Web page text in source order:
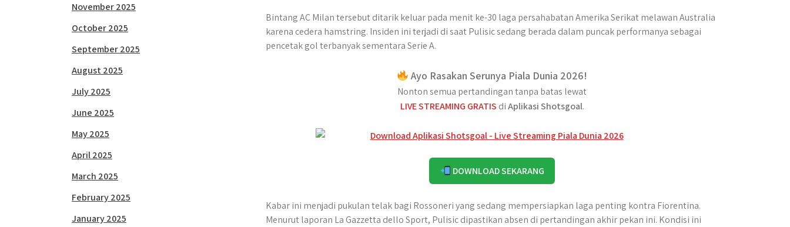
Bintang AC Milan tersebut ditarik keluar pada menit ke-30 laga persahabatan Amerika Serikat melawan Australia
karena cedera hamstring. Insiden ini terjadi di saat Pulisic sedang berada dalam puncak performanya sebagai
pencetak gol terbanyak sementara Serie A.
Ayo Rasakan Serunya Piala Dunia 2026!
Nonton semua pertandingan tanpa batas lewat
LIVE STREAMING GRATIS diAplikasi Shotsgoal.
DOWNLOAD SEKARANG
Kabar ini menjadi pukulan telak bagi Rossoneri yang sedang mempersiapkan laga penting kontra Fiorentina.
Menurut laporan La Gazzetta dello Sport, Pulisic dipastikan absen di pertandingan akhir pekan ini. Kondisi ini
November 2025
October 2025
September 2025
August 2025
July 2025
June 2025
May 2025
April 2025
March 2025
February 2025
January 2025